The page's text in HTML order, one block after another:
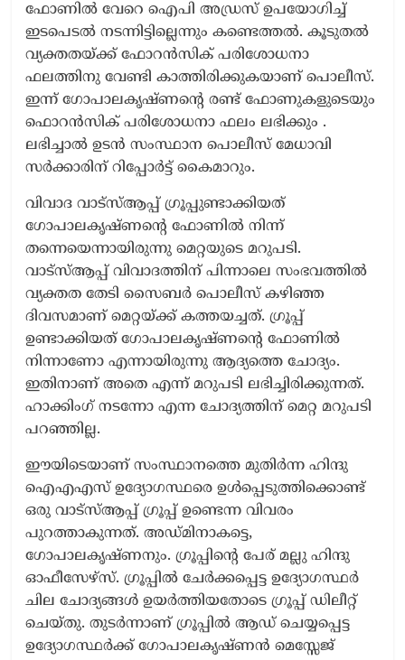
ഫോണിൽ വേറെ ഐപി അഡ്രസ് ഉപയോഗിച്ച്
ഇടപെടൽ നടന്നിട്ടില്ലെന്നും കണ്ടെത്തൽ. കൂടുതൽ
വ്യക്തതയ്ക്ക് ഫോറൻസിക് പരിശോധനാ
ഫലത്തിനു വേണ്ടി കാത്തിരിക്കുകയാണ് പൊലീസ്.
ഇന്ന് ഗോപാലകൃഷ്ണന്‍റെ രണ്ട് ഫോണുകളുടെയും
ഫൊറൻസിക് പരിശോധനാ ഫലം ലഭിക്കും .
ലഭിച്ചാൽ ഉടൻ സംസ്ഥാന പൊലീസ് മേധാവി
സർക്കാരിന് റിപ്പോർട്ട്‌ കൈമാറും.
വിവാദ വാട്സ്ആപ്പ് ഗ്രൂപ്പുണ്ടാക്കിയത്
ഗോപാലകൃഷ്ണന്‍റെ ഫോണില്‍ നിന്ന്
തന്നെയെന്നായിരുന്നു മെറ്റയുടെ മറുപടി.
വാട്‌സ്ആപ്പ് വിവാദത്തിന് പിന്നാലെ സംഭവത്തിൽ
വ്യക്തത തേടി സൈബർ പൊലീസ് കഴിഞ്ഞ
ദിവസമാണ് മെറ്റയ്ക്ക് കത്തയച്ചത്. ഗ്രൂപ്പ്
ഉണ്ടാക്കിയത് ഗോപാലകൃഷ്ണന്‍റെ ഫോണിൽ
നിന്നാണോ എന്നായിരുന്നു ആദ്യത്തെ ചോദ്യം.
ഇതിനാണ് അതെ എന്ന് മറുപടി ലഭിച്ചിരിക്കുന്നത്.
ഹാക്കിംഗ് നടന്നോ എന്ന ചോദ്യത്തിന് മെറ്റ മറുപടി
പറഞ്ഞില്ല.
ഈയിടെയാണ് സംസ്ഥാനത്തെ മുതിർന്ന ഹിന്ദു
ഐഎഎസ് ഉദ്യോഗസ്ഥരെ ഉൾപ്പെടുത്തിക്കൊണ്ട്
ഒരു വാട്സ്ആപ്പ് ഗ്രൂപ്പ് ഉണ്ടെന്ന വിവരം
പുറത്താകുന്നത്. അഡ്മിനാകട്ടെ,
ഗോപാലകൃഷ്ണനും. ഗ്രൂപ്പിന്‍റെ പേര് മല്ലു ഹിന്ദു
ഓഫീസേഴ്സ്. ഗ്രൂപ്പിൽ ചേർക്കപ്പെട്ട ഉദ്യോഗസ്ഥർ
ചില ചോദ്യങ്ങൾ ഉയർത്തിയതോടെ ഗ്രൂപ്പ് ഡിലീറ്റ്
ചെയ്തു. തുടർന്നാണ് ഗ്രൂപ്പിൽ ആഡ് ചെയ്യപ്പെട്ട
ഉദ്യോഗസ്ഥർക്ക് ഗോപാലകൃഷ്ണൻ മെസ്സേജ്